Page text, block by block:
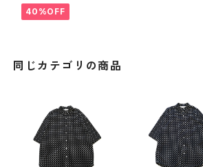
40%OFF
同じカテゴリの商品